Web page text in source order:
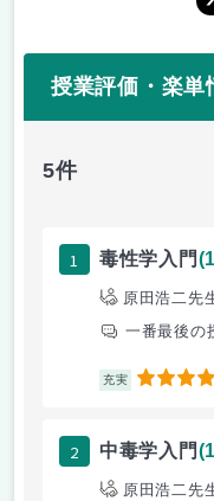
授業評価・楽単
5件
1 毒性学入門
原田浩二先
一番最後の
充実 4
2 中毒学入門
原田浩二先